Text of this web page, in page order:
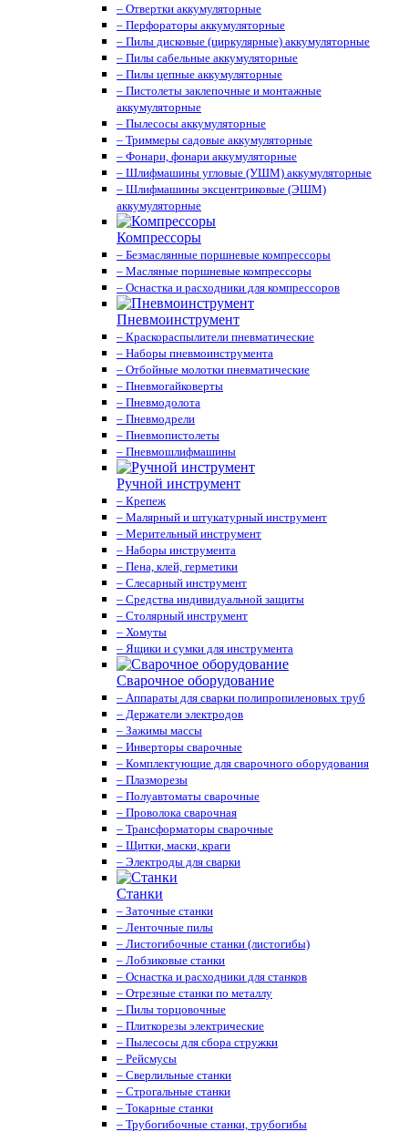
– Отвертки аккумуляторные
– Перфораторы аккумуляторные
– Пилы дисковые (циркулярные) аккумуляторные
– Пилы сабельные аккумуляторные
– Пилы цепные аккумуляторные
– Пистолеты заклепочные и монтажные
аккумуляторные
– Пылесосы аккумуляторные
– Триммеры садовые аккумуляторные
– Фонари, фонари аккумуляторные
– Шлифмашины угловые (УШМ) аккумуляторные
– Шлифмашины эксцентриковые (ЭШМ)
аккумуляторные
Компрессоры
– Безмаслянные поршневые компрессоры
– Масляные поршневые компрессоры
– Оснастка и расходники для компрессоров
Пневмоинструмент
– Краскораспылители пневматические
– Наборы пневмоинструмента
– Отбойные молотки пневматические
– Пневмогайковерты
– Пневмодолота
– Пневмодрели
– Пневмопистолеты
– Пневмошлифмашины
Ручной инструмент
– Крепеж
– Малярный и штукатурный инструмент
– Мерительный инструмент
– Наборы инструмента
– Пена, клей, герметики
– Слесарный инструмент
– Средства индивидуальной защиты
– Столярный инструмент
– Хомуты
– Ящики и сумки для инструмента
Сварочное оборудование
– Аппараты для сварки полипропиленовых труб
– Держатели электродов
– Зажимы массы
– Инверторы сварочные
– Комплектующие для сварочного оборудования
– Плазморезы
– Полуавтоматы сварочные
– Проволока сварочная
– Трансформаторы сварочные
– Щитки, маски, краги
– Электроды для сварки
Станки
– Заточные станки
– Ленточные пилы
– Листогибочные станки (листогибы)
– Лобзиковые станки
– Оснастка и расходники для станков
– Отрезные станки по металлу
– Пилы торцовочные
– Плиткорезы электрические
– Пылесосы для сбора стружки
– Рейсмусы
– Сверлильные станки
– Строгальные станки
– Токарные станки
– Трубогибочные станки, трубогибы